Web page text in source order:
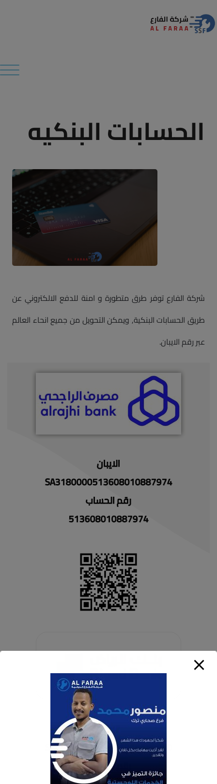
الحسابات البنكيه​​
شركة الفارع توفر طرق متطورة و امنة للدفع الالكتروني عن
طريق الحسابات البنكية, ويمكن التحويل من جميع انحاء العالم
عبر رقم الايبان.
الايبان
SA3180000513608010887974
رقم الحساب
513608010887974
الايبان
SA0520000003591716559940
رقم الحساب